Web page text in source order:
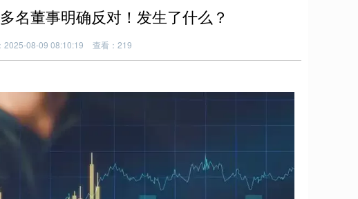
名董事明确反对！发生了什么？
2025-08-09 08:10:19 查看：219